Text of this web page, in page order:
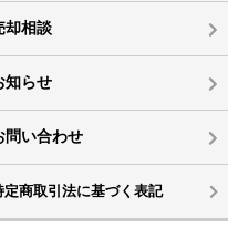
却相談
知らせ
問い合わせ
定商取引法に基づく表記